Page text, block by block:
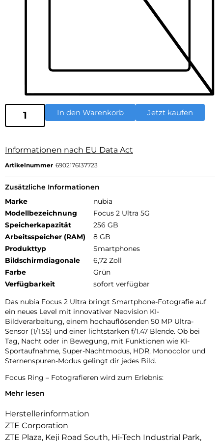
In den Warenkorb Jetzt kaufen
Informationen nach EU Data Act
Artikelnummer 6902176137723
Zusätzliche Informationen
Marke
nubia
Modellbezeichnung
Focus 2 Ultra 5G
Speicherkapazität
256 GB
Arbeitsspeicher (RAM)
8 GB
Produkttyp
Smartphones
Bildschirmdiagonale
6,72 Zoll
Farbe
Grün
Verfügbarkeit
sofort verfügbar
Das nubia Focus 2 Ultra bringt Smartphone-Fotografie auf
ein neues Level mit innovativer Neovision KI-
Bildverarbeitung, einem hochauflösenden 50 MP Ultra-
Sensor (1/1.55) und einer lichtstarken f/1.47 Blende. Ob bei
Tag, Nacht oder in Bewegung, mit Funktionen wie KI-
Sportaufnahme, Super-Nachtmodus, HDR, Monocolor und
Sternenspuren-Modus gelingt dir jedes Bild.
Focus Ring – Fotografieren wird zum Erlebnis:
Der einzigartige Focus Ring ermöglicht intuitive Steuerung
Zoom und Blende anpassen
Mini-Spiele steuern
Mehr lesen
Herstellerinformation
ZTE Corporation
ZTE Plaza, Keji Road South, Hi-Tech Industrial Park,